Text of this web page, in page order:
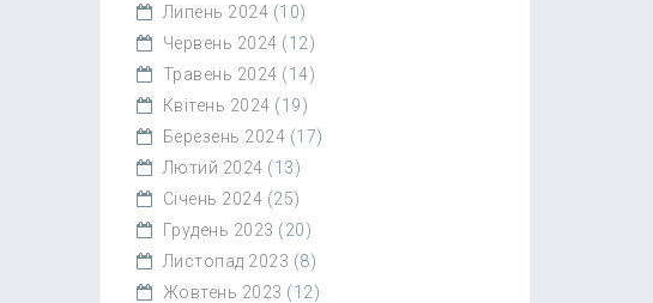
Липень 2024 (10)
Червень 2024 (12)
Травень 2024 (14)
Квітень 2024 (19)
Березень 2024 (17)
Лютий 2024 (13)
Січень 2024 (25)
Грудень 2023 (20)
Листопад 2023 (8)
Жовтень 2023 (12)